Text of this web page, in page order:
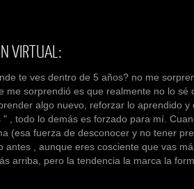
VIRTUAL:
ves dentro de 5 años? no me
sorprendió es que realmente no lo sé
algo nuevo, reforzar lo aprendido y
, todo lo demás es forzado para mí.
(esa fuerza de desconocer y no tener
, aunque eres cosciente que vas
arriba, pero la tendencia la marca la